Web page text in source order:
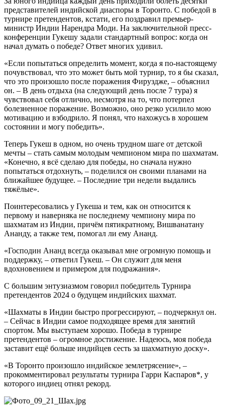
представителей индийской диаспоры в Торонто. С победой в
турнире претендентов, кстати, его поздравил премьер-
министр Индии Нарендра Моди. На заключительной пресс-
конференции Гукешу задали стандартный вопрос: когда он
начал думать о победе? Ответ многих удивил.
«Если попытаться определить момент, когда я по-настоящему
почувствовал, что это может быть мой турнир, то я бы сказал,
что это произошло после поражения Фируздже, – объяснил
он. – В день отдыха (на следующий день после 7 тура) я
чувствовал себя отлично, несмотря на то, что потерпел
болезненное поражение. Возможно, оно резко усилило мою
мотивацию и взбодрило. Я понял, что нахожусь в хорошем
состоянии и могу победить».
Теперь Гукеш в одном, но очень трудном шаге от детской
мечты – стать самым молодым чемпионом мира по шахматам.
«Конечно, я всё сделаю для победы, но сначала нужно
попытаться отдохнуть, – поделился он своими планами на
ближайшее будущее. – Последние три недели выдались
тяжёлые».
Поинтересовались у Гукеша и тем, как он относится к
первому и наверняка не последнему чемпиону мира по
шахматам из Индии, причём пятикратному, Вишванатану
Ананду, а также тем, помогал ли ему Ананд.
«Господин Ананд всегда оказывал мне огромную помощь и
поддержку, – ответил Гукеш. – Он служит для меня
вдохновением и примером для подражания».
С большим энтузиазмом говорил победитель Турнира
претендентов 2024 о будущем индийских шахмат.
«Шахматы в Индии быстро прогрессируют, – подчеркнул он.
– Сейчас в Индии самое подходящее время для занятий
спортом. Мы выступаем хорошо. Победа в турнире
претендентов – огромное достижение. Надеюсь, моя победа
заставит ещё больше индийцев сесть за шахматную доску».
«В Торонто произошло индийское землетрясение», –
прокомментировал результаты турнира Гарри Каспаров*, у
которого индиец отнял рекорд.